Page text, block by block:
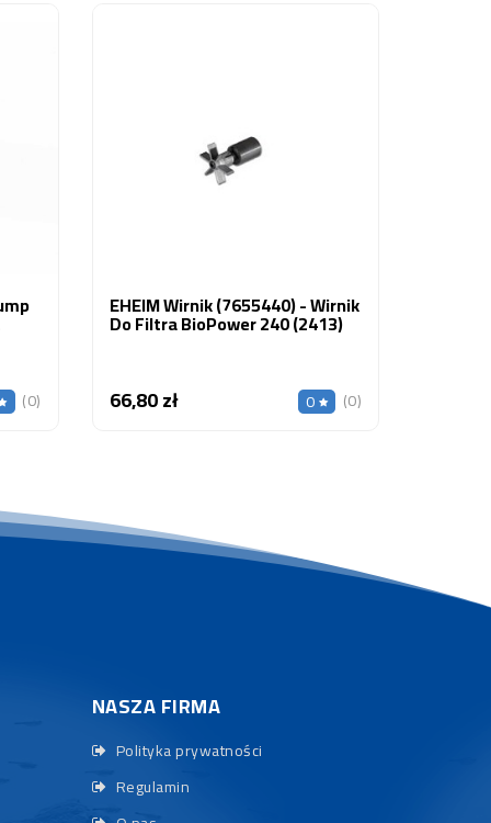
(0)
EHEIM Wirnik (7655440) - Wirnik
Do Filtra BioPower 240 (2413)
66,80 złCena 0 (0)
NASZA FIRMA
Polityka prywatności
Regulamin